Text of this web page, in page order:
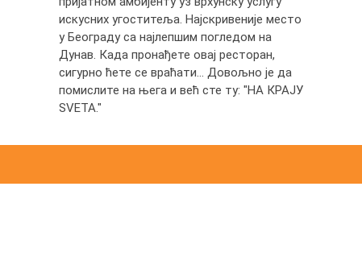
искусних угоститеља. Најскривеније место
у Београду са најлепшим погледом на
Дунав. Када пронађете овај ресторан,
сигурно ћете се враћати... Довољно је да
помислите на њега и већ сте ту: "НА КРАЈУ
SVETA."